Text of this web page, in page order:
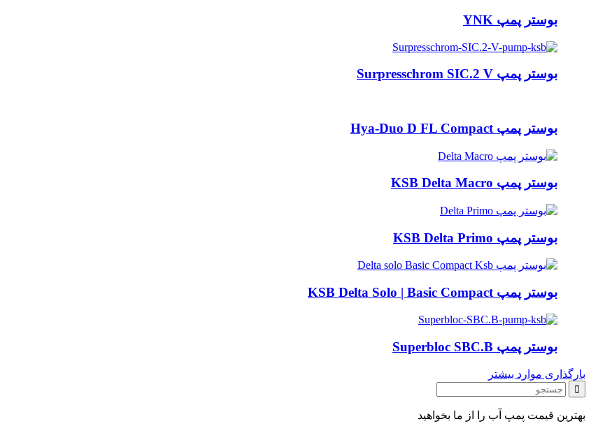
بوستر پمپ YNK
بوستر پمپ Surpresschrom SIC.2 V
بوستر پمپ Hya-Duo D FL Compact
بوستر پمپ KSB Delta Macro
بوستر پمپ KSB Delta Primo
بوستر پمپ KSB Delta Solo | Basic Compact
بوستر پمپ Superbloc SBC.B
بارگذاری موارد بیشتر
بهترین قیمت پمپ آب را از ما بخواهید